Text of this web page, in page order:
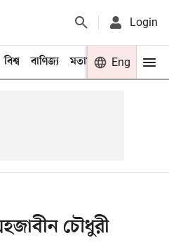
Login
বিশ্ব বাণিজ্য মতামত খেলা
Eng
চৌধুরী